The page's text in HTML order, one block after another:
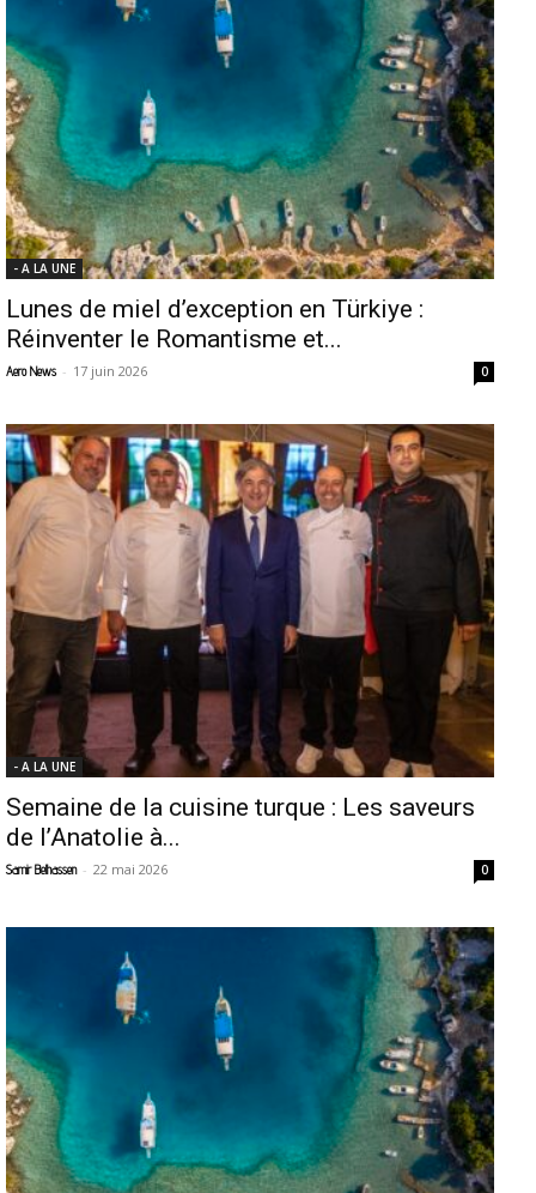
- A LA UNE
Lunes de miel d’exception en Türkiye :
Réinventer le Romantisme et...
Aero News - 17 juin 2026 0
- A LA UNE
Semaine de la cuisine turque : Les saveurs
de l’Anatolie à...
Samir Belhassen - 22 mai 2026 0